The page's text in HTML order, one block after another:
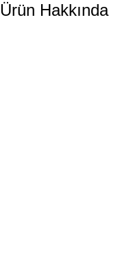
Ürün Hakkında